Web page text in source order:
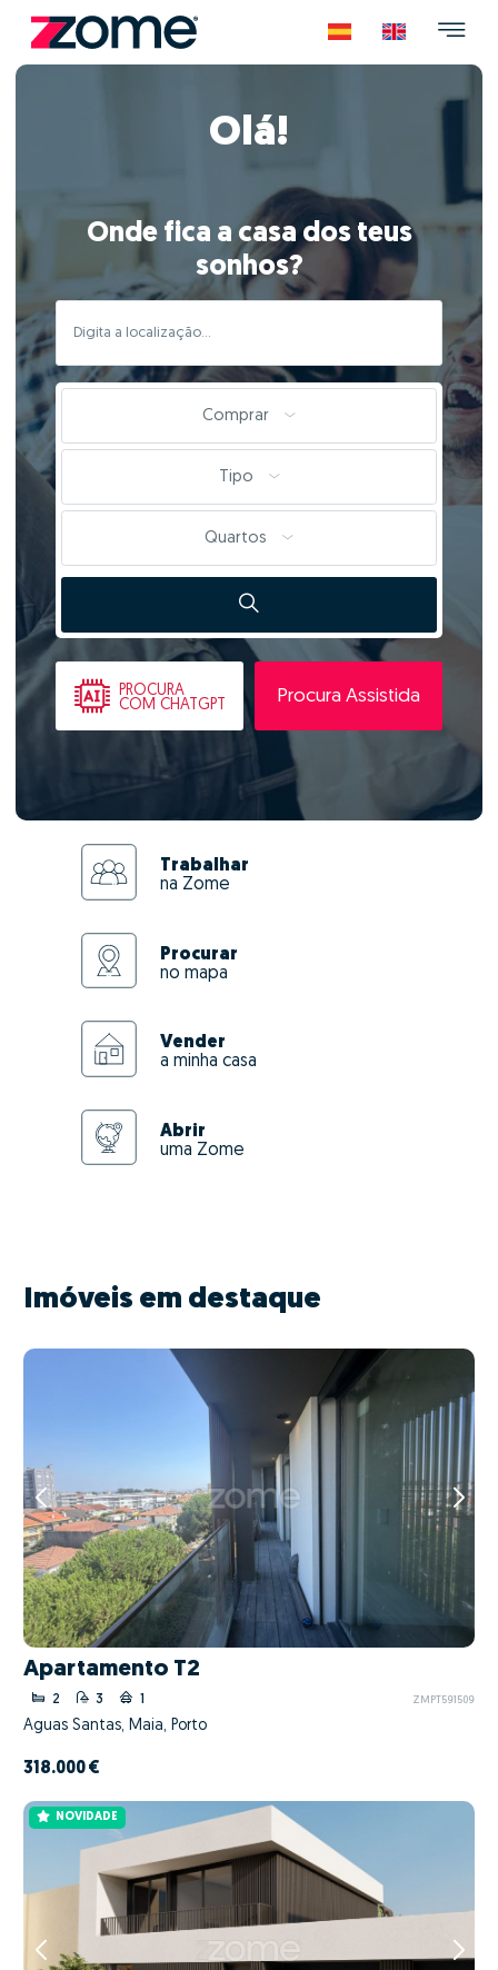
Olá!
Onde fica a casa dos teus
sonhos?
Comprar
Tipo
Quartos
PROCURA
COM CHATGPT
Procura Assistida
Trabalhar
na Zome
Procurar
no mapa
Vender
a minha casa
Abrir
uma Zome
Imóveis em destaque
Apartamento T2
2 3 1 ZMPT591509
Águas Santas, Maia, Porto
318.000 €
NOVIDADE